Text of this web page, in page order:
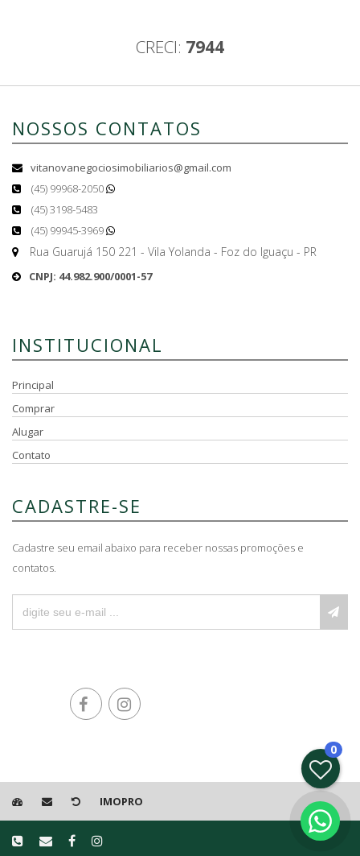
CRECI: 7944
NOSSOS CONTATOS
vitanovanegociosimobiliarios@gmail.com
(45) 99968-2050
(45) 3198-5483
(45) 99945-3969
Rua Guarujá 150 221 - Vila Yolanda - Foz do Iguaçu - PR
CNPJ: 44.982.900/0001-57
INSTITUCIONAL
Principal
Comprar
Alugar
Contato
CADASTRE-SE
Cadastre seu email abaixo para receber nossas promoções e
contatos.
IMOPRO
0